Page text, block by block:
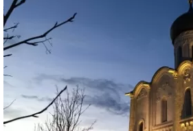
Раннее бронирование
Железнодорожные туры
Круизы